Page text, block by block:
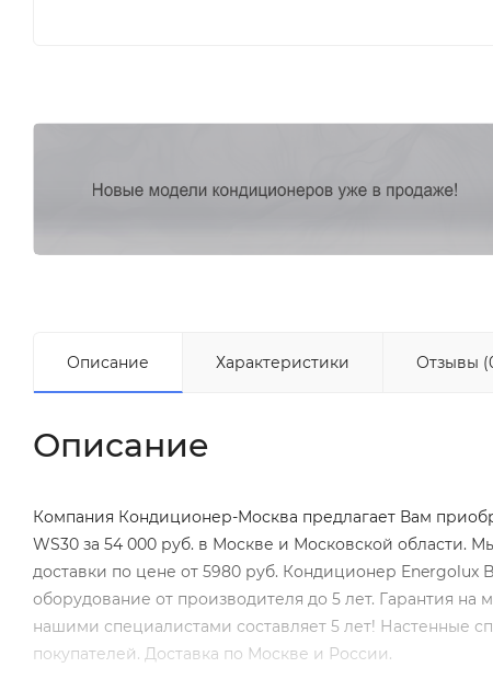
Описание Характеристики Отзывы
Описание
Компания Кондиционер-Москва предлагает Вам
WS30 за 54 000 руб. в Москве и Московской области.
доставки по цене от 5980 руб. Кондиционер Energolux
оборудование от производителя до 5 лет. Гарантия
нашими специалистами составляет 5 лет! Настенные
покупателей. Доставка по Москве и России.